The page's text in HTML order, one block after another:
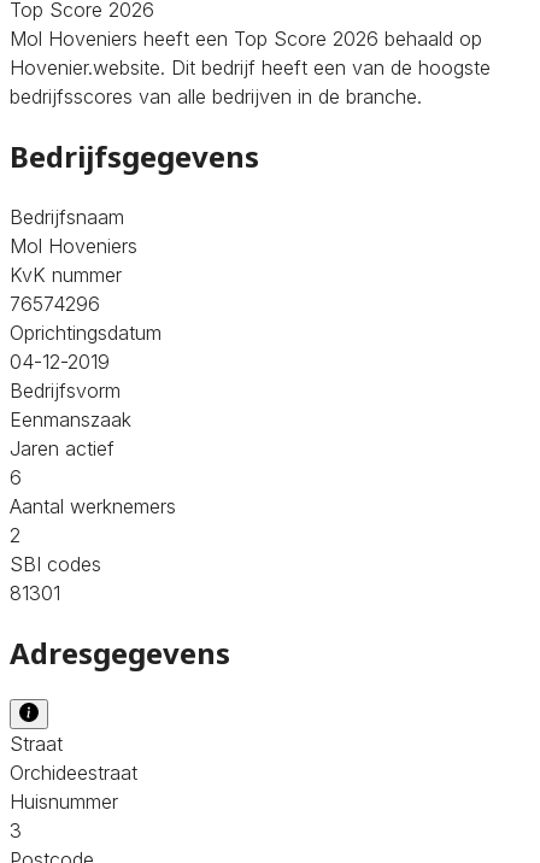
Top Score 2026
Mol Hoveniers heeft een Top Score 2026 behaald op
Hovenier.website. Dit bedrijf heeft een van de hoogste
bedrijfsscores van alle bedrijven in de branche.
Bedrijfsgegevens
Bedrijfsnaam
Mol Hoveniers
KvK nummer
76574296
Oprichtingsdatum
04-12-2019
Bedrijfsvorm
Eenmanszaak
Jaren actief
6
Aantal werknemers
2
SBI codes
81301
Adresgegevens
Straat
Orchideestraat
Huisnummer
3